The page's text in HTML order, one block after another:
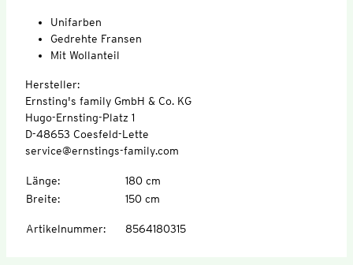
Unifarben
Gedrehte Fransen
Mit Wollanteil
Hersteller:
Ernsting's family GmbH & Co. KG
Hugo-Ernsting-Platz 1
D-48653 Coesfeld-Lette
service@ernstings-family.com
Länge:
180 cm
Breite: 150 cm
Artikelnummer: 8564180315